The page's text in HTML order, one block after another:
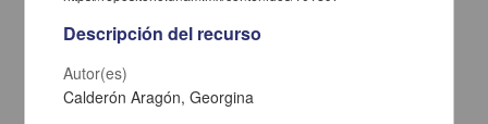
Descripción del recurso
Autor(es)
Calderón Aragón, Georgina